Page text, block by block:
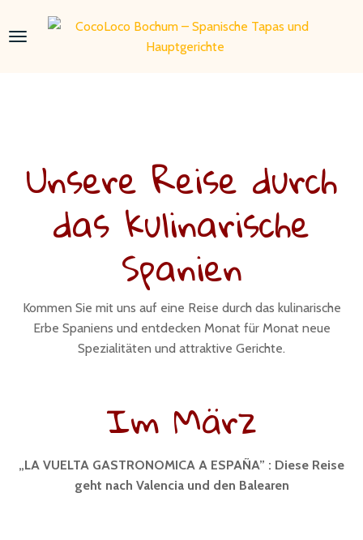
Unsere Reise durch
das kulinarische
Spanien
Kommen Sie mit uns auf eine Reise durch das kulinarische
Erbe Spaniens und entdecken Monat für Monat neue
Spezialitäten und attraktive Gerichte.
Im März
„LA VUELTA GASTRONOMICA A ESPAÑA” : Diese Reise
geht nach Valencia und den Balearen